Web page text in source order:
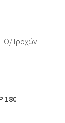
Τροχών
180